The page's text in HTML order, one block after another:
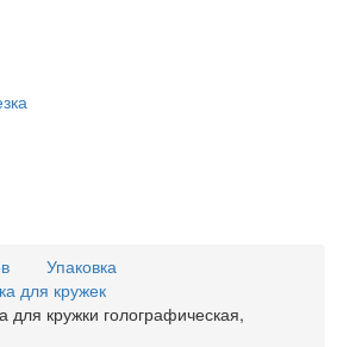
Упаковка
для кружек
для кружки голографическая,